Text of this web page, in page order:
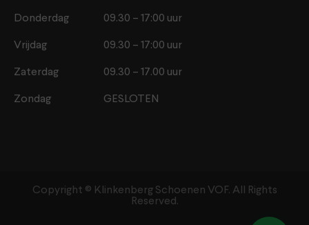
Donderdag 09.30 – 17:00 uur
Vrijdag 09.30 – 17:00 uur
Zaterdag 09.30 – 17.00 uur
Zondag GESLOTEN
Copyright ©️ Klinkenberg Schoenen VOF. All Rights
Reserved.